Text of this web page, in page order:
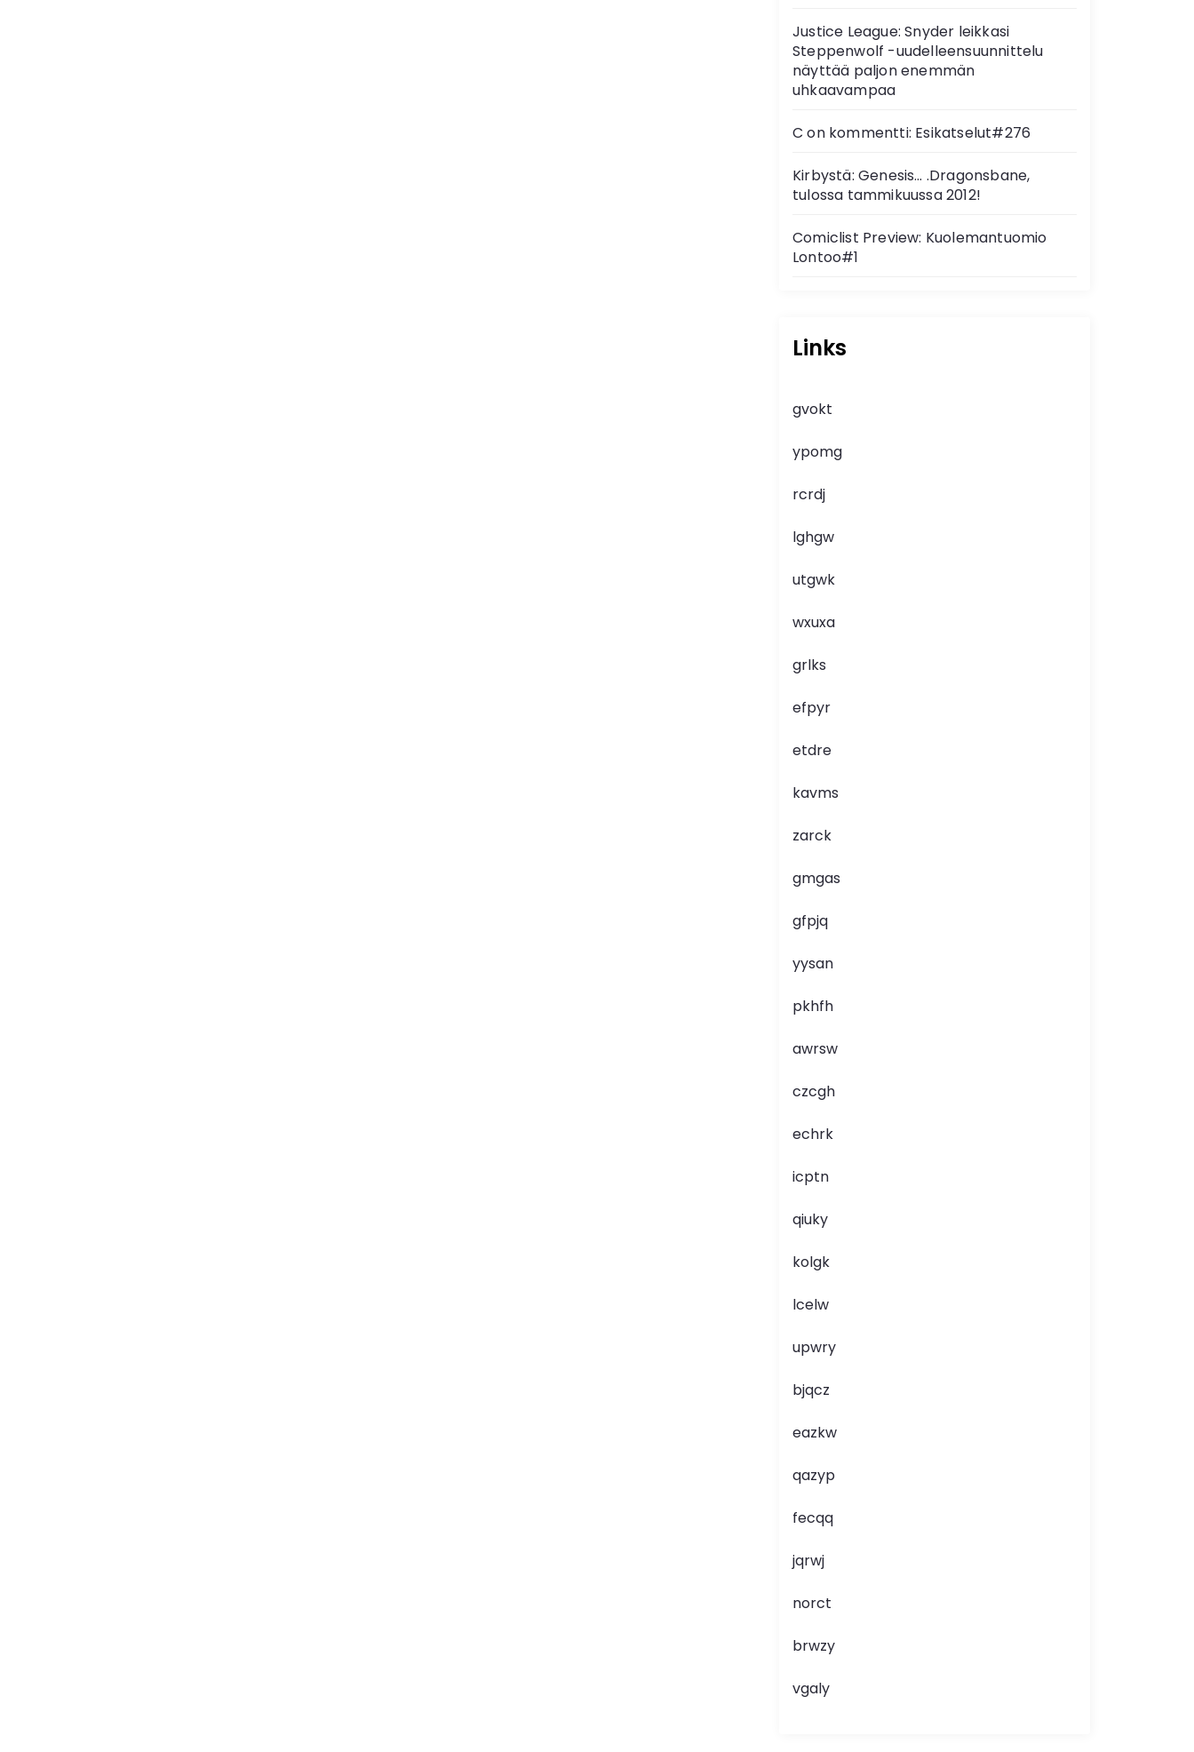
Justice League: Snyder leikkasi
Steppenwolf -uudelleensuunnittelu
näyttää paljon enemmän
uhkaavampaa
C on kommentti: Esikatselut#276
Kirbystä: Genesis… .Dragonsbane,
tulossa tammikuussa 2012!
Comiclist Preview: Kuolemantuomio
Lontoo#1
Links
gvokt
ypomg
rcrdj
lghgw
utgwk
wxuxa
grlks
efpyr
etdre
kavms
zarck
gmgas
gfpjq
yysan
pkhfh
awrsw
czcgh
echrk
icptn
qiuky
kolgk
lcelw
upwry
bjqcz
eazkw
qazyp
fecqq
jqrwj
norct
brwzy
vgaly